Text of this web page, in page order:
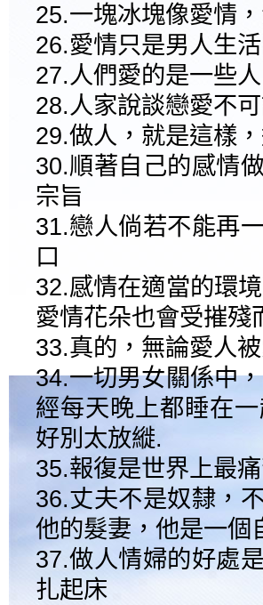
25.一塊冰塊像愛情
26.愛情只是男人生
27.人們愛的是一些
28.人家說談戀愛不
29.做人，就是這樣
30.順著自己的感情
宗旨
31.戀人倘若不能再
口
32.感情在適當的環
愛情花朵也會受摧殘
33.真的，無論愛人
34.一切男女關係中
經每天晚上都睡在
好別太放縰.
35.報復是世界上最
36.丈夫不是奴隸，
他的髮妻，他是一個
37.做人情婦的好處
扎起床